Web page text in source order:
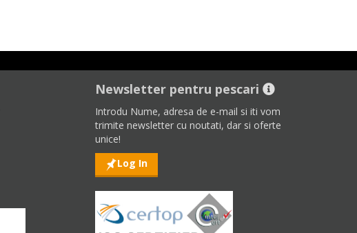
Newsletter pentru pescari
Introdu Nume, adresa de e-mail si iti vom
trimite newsletter cu noutati, dar si oferte
unice!
Log In